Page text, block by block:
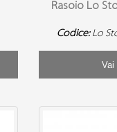
Rasoio Lo
Codice: Lo
Vai